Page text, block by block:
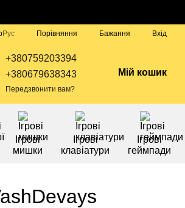
Рус Порівняння Бажання Вхід
+380759203394
+380679638343
Передзвонити вам?
Мій кошик
Ігрові
мишки
Ігрові
клавіатури
Ігрові
геймпади